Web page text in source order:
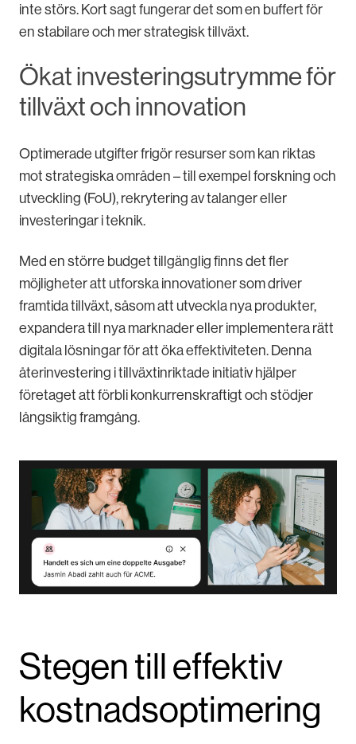
inte störs. Kort sagt fungerar det som en buffert för
en stabilare och mer strategisk tillväxt.
Ökat investeringsutrymme för
tillväxt och innovation
Optimerade utgifter frigör resurser som kan riktas
mot strategiska områden – till exempel forskning och
utveckling (FoU), rekrytering av talanger eller
investeringar i teknik.
Med en större budget tillgänglig finns det fler
möjligheter att utforska innovationer som driver
framtida tillväxt, såsom att utveckla nya produkter,
expandera till nya marknader eller implementera rätt
digitala lösningar för att öka effektiviteten. Denna
återinvestering i tillväxtinriktade initiativ hjälper
företaget att förbli konkurrenskraftigt och stödjer
långsiktig framgång.
Stegen till effektiv
kostnadsoptimering